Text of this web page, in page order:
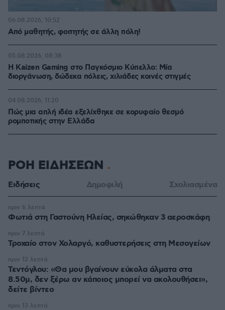
Από μαθητής, φοιτητής σε άλλη πόλη!
06.08.2026, 10:52
H Kaizen Gaming στο Παγκόσμιο Kύπελλο: Μία
διοργάνωση, δώδεκα πόλεις, χιλιάδες κοινές στιγμές
05.08.2026, 08:38
Πώς μια απλή ιδέα εξελίχθηκε σε κορυφαίο θεσμό
ρομποτικής στην Ελλάδα
04.08.2026, 11:20
ΡΟΗ ΕΙΔΗΣΕΩΝ
Ειδήσεις Δημοφιλή Σχολιασμένα
Φωτιά στη Γαστούνη Ηλείας, σηκώθηκαν 3 αεροσκάφη
πριν 6 λεπτά
Τροχαίο στον Χολαργό, καθυστερήσεις στη Μεσογείων
πριν 7 λεπτά
Τεντόγλου: «Θα μου βγαίνουν εύκολα άλματα στα
8.50μ, δεν ξέρω αν κάποιος μπορεί να ακολουθήσει»,
δείτε βίντεο
πριν 12 λεπτά
πριν 13 λεπτά